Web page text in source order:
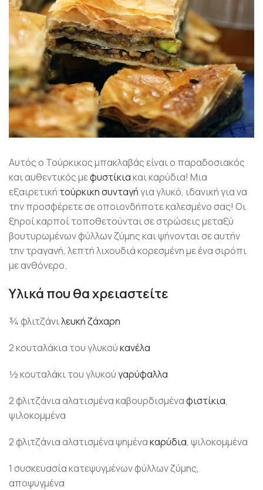
Αυτός ο Τούρκικος μπακλαβάς είναι ο παραδοσιακός
και αυθεντικός μεφυστίκιακαι καρύδια! Μια
εξαιρετική τούρκικη συνταγήγια γλυκό, ιδανική για να
την προσφέρετε σε οποιονδήποτε καλεσμένο σας! Οι
ξηροί καρποί τοποθετούνται σε στρώσεις μεταξύ
βουτυρωμένων φύλλων ζύμης και ψήνονται σε αυτήν
την τραγανή, λεπτή λιχουδιά κορεσμένη με ένα σιρόπι
με ανθόνερο.
Υλικά που θα χρειαστείτε
¾ φλιτζάνιλευκήζάχαρη
2 κουταλάκια του γλυκούκανέλα
½ κουταλάκι του γλυκούγαρύφαλλα
2 φλιτζάνια αλατισμένα καβουρδισμέναφιστίκια,
ψιλοκομμένα
2 φλιτζάνια αλατισμένα ψημένακαρύδια, ψιλοκομμένα
1 συσκευασία κατεψυγμένων φύλλων ζύμης,
αποψυγμένα